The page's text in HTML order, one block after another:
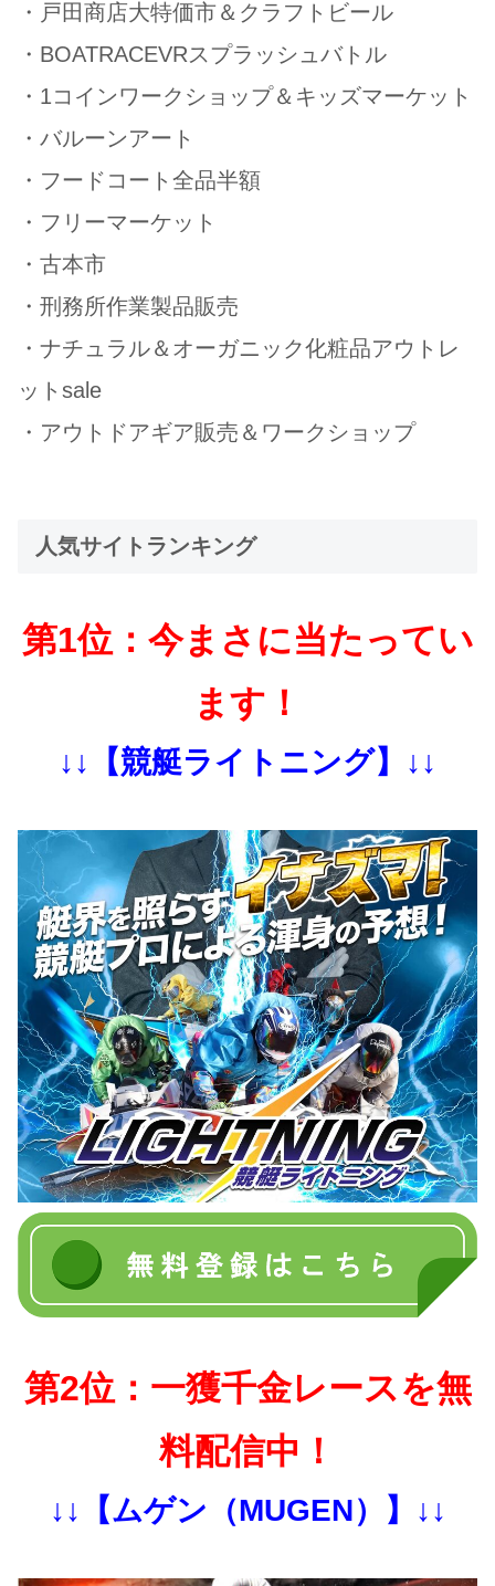
・戸田商店大特価市＆クラフトビール
・BOATRACEVRスプラッシュバトル
・1コインワークショップ＆キッズマーケット
・バルーンアート
・フードコート全品半額
・フリーマーケット
・古本市
・刑務所作業製品販売
・ナチュラル＆オーガニック化粧品アウトレ
ットsale
・アウトドアギア販売＆ワークショップ
人気サイトランキング
第1位：今まさに当たってい
ます！
↓↓【競艇ライトニング】↓↓
第2位：一獲千金レースを無
料配信中！
↓↓【ムゲン（MUGEN）】↓↓